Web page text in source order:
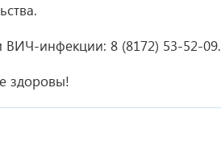
ВИЧ-инфекции: 8 (8172) 53-52-09.
здоровы!